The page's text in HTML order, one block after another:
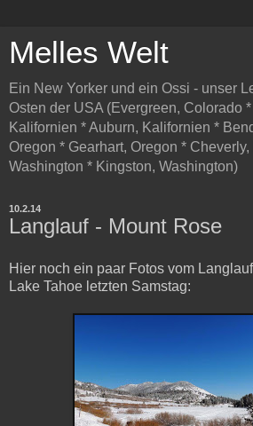
Melles Welt
Ein New Yorker und ein Ossi - unser
Osten der USA (Evergreen, Colorado
Kalifornien * Auburn, Kalifornien *
Oregon * Gearhart, Oregon *
Washington * Kingston, Washington)
10.2.14
Langlauf - Mount Rose
Hier noch ein paar Fotos vom
Lake Tahoe letzten Samstag: